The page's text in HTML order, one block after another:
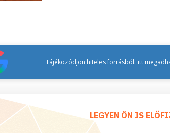
Tájékozódjon hiteles forrásból: itt
LEGYEN ÖN IS